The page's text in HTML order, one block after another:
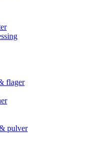
flager
pulver